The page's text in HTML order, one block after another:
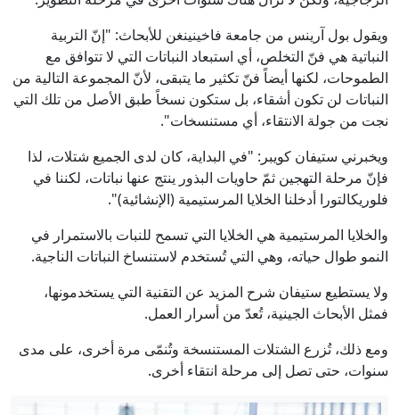
ويقول بول آرينس من جامعة فاخينينغن للأبحاث: "إنّ التربية
النباتية هي فنّ التخلص، أي استبعاد النباتات التي لا تتوافق مع
الطموحات، لكنها أيضاً فنّ تكثير ما يتبقى، لأنّ المجموعة التالية من
النباتات لن تكون أشقاء، بل ستكون نسخاً طبق الأصل من تلك التي
نجت من جولة الانتقاء، أي مستنسخات".
ويخبرني ستيفان كويبر: "في البداية، كان لدى الجميع شتلات، لذا
فإنّ مرحلة التهجين ثمّ حاويات البذور ينتج عنها نباتات، لكننا في
فلوريكالتورا أدخلنا الخلايا المرستيمية (الإنشائية)".
والخلايا المرستيمية هي الخلايا التي تسمح للنبات بالاستمرار في
النمو طوال حياته، وهي التي تُستخدم لاستنساخ النباتات الناجية.
ولا يستطيع ستيفان شرح المزيد عن التقنية التي يستخدمونها،
فمثل الأبحاث الجينية، تُعدّ من أسرار العمل.
ومع ذلك، تُزرع الشتلات المستنسخة وتُنمّى مرة أخرى، على مدى
سنوات، حتى تصل إلى مرحلة انتقاء أخرى.